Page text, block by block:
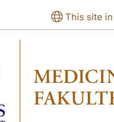
This site